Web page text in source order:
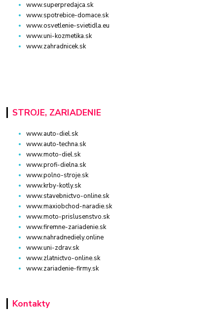
www.superpredajca.sk
www.spotrebice-domace.sk
www.osvetlenie-svietidla.eu
www.uni-kozmetika.sk
www.zahradnicek.sk
STROJE, ZARIADENIE
www.auto-diel.sk
www.auto-techna.sk
www.moto-diel.sk
www.profi-dielna.sk
www.polno-stroje.sk
www.krby-kotly.sk
www.stavebnictvo-online.sk
www.maxiobchod-naradie.sk
www.moto-prislusenstvo.sk
www.firemne-zariadenie.sk
www.nahradnediely.online
www.uni-zdrav.sk
www.zlatnictvo-online.sk
www.zariadenie-firmy.sk
Kontakty